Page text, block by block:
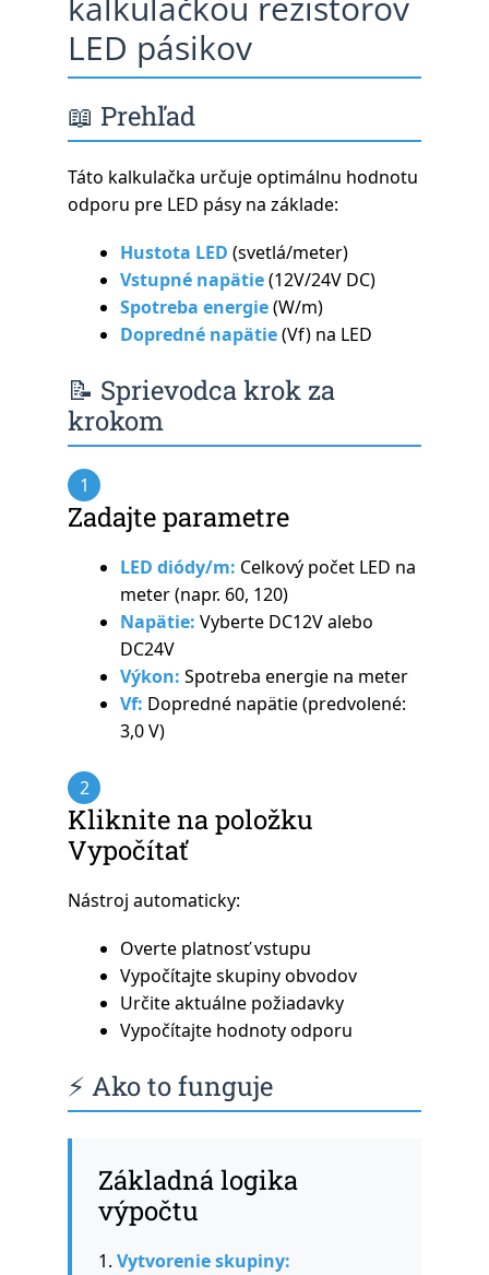
LED pásikov
📖 Prehľad
Táto kalkulačka určuje optimálnu hodnotu
odporu pre LED pásy na základe:
Hustota LED (svetlá/meter)
Vstupné napätie(12V/24V DC)
Spotreba energie(W/m)
Dopredné napätie(Vf) na LED
📝 Sprievodca krok za
krokom
1
Zadajte parametre
LED diódy/m: Celkový počet LED na
meter (napr. 60, 120)
Napätie: Vyberte DC12V alebo
DC24V
Výkon: Spotreba energie na meter
Vf: Dopredné napätie (predvolené:
3,0 V)
2
Kliknite na položku
Vypočítať
Nástroj automaticky:
Overte platnosť vstupu
Vypočítajte skupiny obvodov
Určite aktuálne požiadavky
Vypočítajte hodnoty odporu
⚡ Ako to funguje
Základná logika
výpočtu
1. Vytvorenie skupiny: